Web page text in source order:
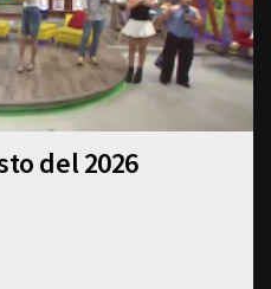
del 2026